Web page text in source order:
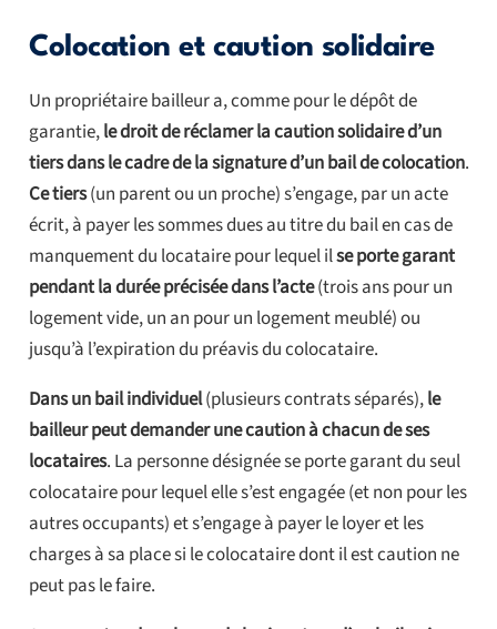
Colocation et caution solidaire
Un propriétaire bailleur a, comme pour le dépôt de
garantie,le droit de réclamer la caution solidaire d’un
tiers dans le cadre de la signature d’un bail de colocation.
Ce tiers(un parent ou un proche) s’engage, par un acte
écrit, à payer les sommes dues au titre du bail en cas de
manquement du locataire pour lequel ilse porte garant
pendant la durée précisée dans l’acte(trois ans pour un
logement vide, un an pour un logement meublé) ou
jusqu’à l’expiration du préavis du colocataire.
Dans un bail individuel(plusieurs contrats séparés),le
bailleur peut demander une caution à chacun de ses
locataires. La personne désignée se porte garant du seul
colocataire pour lequel elle s’est engagée (et non pour les
autres occupants) et s’engage à payer le loyer et les
charges à sa place si le colocataire dont il est caution ne
peut pas le faire.